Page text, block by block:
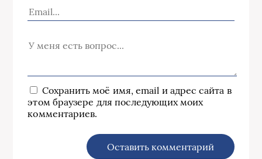
Сохранить моё имя, email и адрес сайта в
этом браузере для последующих моих
комментариев.